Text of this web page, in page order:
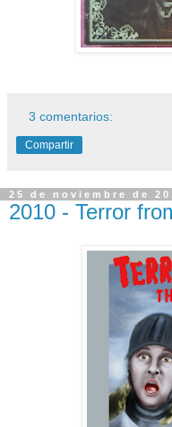
3 comentarios:
Compartir
25 de noviembre de
2010 - Terror